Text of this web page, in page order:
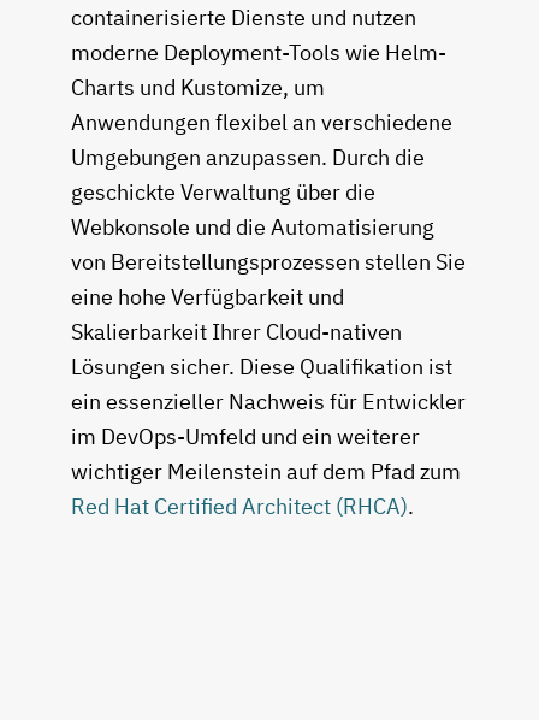
containerisierte Dienste und nutzen
moderne Deployment-Tools wie Helm-
Charts und Kustomize, um
Anwendungen flexibel an verschiedene
Umgebungen anzupassen. Durch die
geschickte Verwaltung über die
Webkonsole und die Automatisierung
von Bereitstellungsprozessen stellen Sie
eine hohe Verfügbarkeit und
Skalierbarkeit Ihrer Cloud-nativen
Lösungen sicher. Diese Qualifikation ist
ein essenzieller Nachweis für Entwickler
im DevOps-Umfeld und ein weiterer
wichtiger Meilenstein auf dem Pfad zum
Red Hat Certified Architect (RHCA).